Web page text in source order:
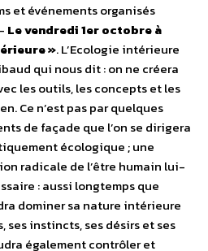
et événements organisés
Le vendredi 1er octobre à
». L’Ecologie intérieure
qui nous dit : on ne créera
les outils, les concepts et les
Ce n’est pas par quelques
de façade que l’on se dirigera
écologique ; une
radicale de l’être humain lui-
: aussi longtemps que
dominer sa nature intérieure
ses instincts, ses désirs et ses
également contrôler et